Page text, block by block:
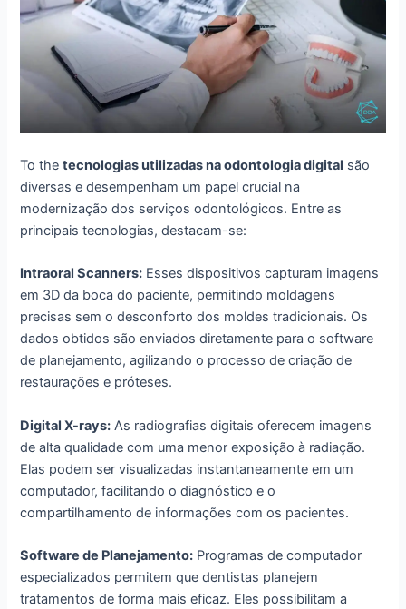
To thetecnologias utilizadas na odontologia digital são
diversas e desempenham um papel crucial na
modernização dos serviços odontológicos. Entre as
principais tecnologias, destacam-se:
Intraoral Scanners: Esses dispositivos capturam imagens
em 3D da boca do paciente, permitindo moldagens
precisas sem o desconforto dos moldes tradicionais. Os
dados obtidos são enviados diretamente para o software
de planejamento, agilizando o processo de criação de
restaurações e próteses.
Digital X-rays: As radiografias digitais oferecem imagens
de alta qualidade com uma menor exposição à radiação.
Elas podem ser visualizadas instantaneamente em um
computador, facilitando o diagnóstico e o
compartilhamento de informações com os pacientes.
Software de Planejamento: Programas de computador
especializados permitem que dentistas planejem
tratamentos de forma mais eficaz. Eles possibilitam a